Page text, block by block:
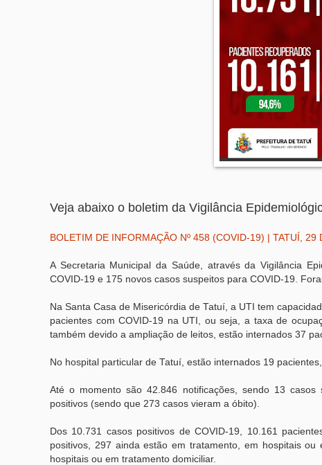
Veja abaixo o boletim da Vigilância
BOLETIM DE INFORMAÇÃO Nº 458 (COVID-19) | TATUÍ, 29
A Secretaria Municipal da Saúde, através da Vigilância
COVID-19 e 175 novos casos suspeitos para COVID-19.
Na Santa Casa de Misericórdia de Tatuí, a UTI tem
pacientes com COVID-19 na UTI, ou seja, a taxa de
também devido a ampliação de leitos, estão internados 37
No hospital particular de Tatuí, estão internados 19
Até o momento são 42.846 notificações, sendo 13 casos
positivos (sendo que 273 casos vieram a óbito).
Dos 10.731 casos positivos de COVID-19, 10.161
positivos, 297 ainda estão em tratamento, em hospitais
hospitais ou em tratamento domiciliar.